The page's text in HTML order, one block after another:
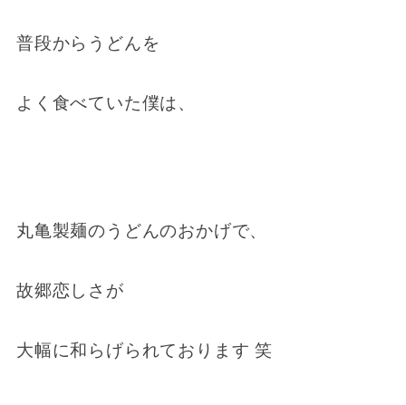
普段からうどんを
よく食べていた僕は、
丸亀製麺のうどんのおかげで、
故郷恋しさが
大幅に和らげられております 笑